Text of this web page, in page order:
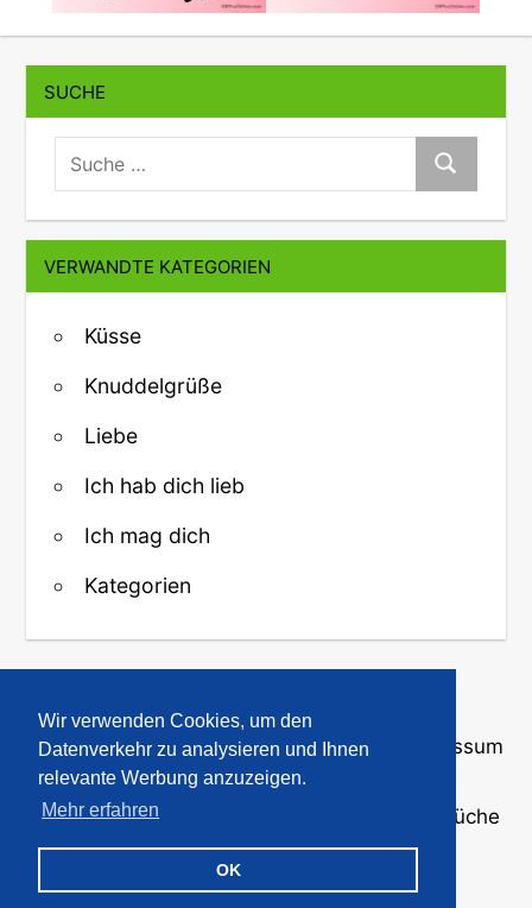
Wir verwenden Cookies, um den
Datenverkehr zu analysieren und Ihnen
relevante Werbung anzuzeigen.
Mehr erfahren
OK
SUCHE
suche:
Suche
VERWANDTE KATEGORIEN
Küsse
Knuddelgrüße
Liebe
Ich hab dich lieb
Ich mag dich
Kategorien
↑ Zurück zum Anfang
Über uns·Kontakt·Datenschutz Impressum
© 2008-2026
· Bilder und Sprüche
für WhatsApp und Profile